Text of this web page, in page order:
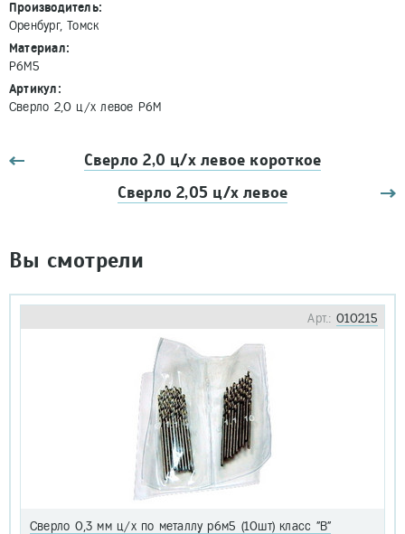
Производитель:
Оренбург, Томск
Материал:
Р6М5
Артикул:
Сверло 2,0 ц/х левое Р6М
Сверло 2,0 ц/х левое короткое
Сверло 2,05 ц/х левое
Вы смотрели
Арт.: 010215
Сверло 0,3 мм ц/х по металлу р6м5 (10шт) класс "В"